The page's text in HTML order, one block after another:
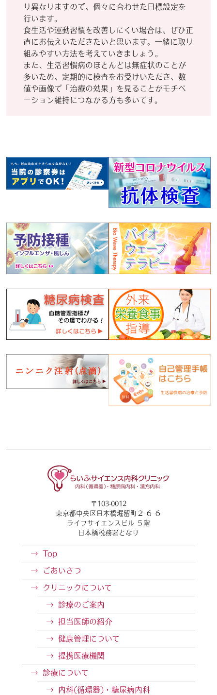
り異なりますので、個々に合わせた⽬標設定を
⾏います。
⾷⽣活や運動習慣を改善しにくい場合は、ぜひ正
直にお伝えいただきたいと思います。⼀緒に取り
組みやすい⽅法を考えていきましょう。
また、⽣活習慣病のほとんどは無症状のことが
多いため、定期的に検査をお受けいただき、数
値や画像で「治療の効果」を⾒ることがモチベ
ーション維持につながる⽅も多いです。
〒103-0012
東京都中央区日本橋堀留町２-６-６
ライフサイエンスビル ５階
日本橋税務署となり
Top
ごあいさつ
クリニックについて
診療のご案内
担当医師の紹介
健康管理について
提携医療機関
診療について
内科(循環器)・糖尿病内科